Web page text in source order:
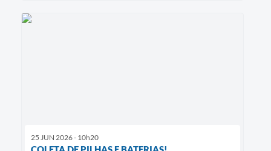
25 JUN 2026 - 10h20